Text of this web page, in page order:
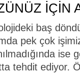
İÇİN
baş
pek çok
ise
tehdit ediyor.